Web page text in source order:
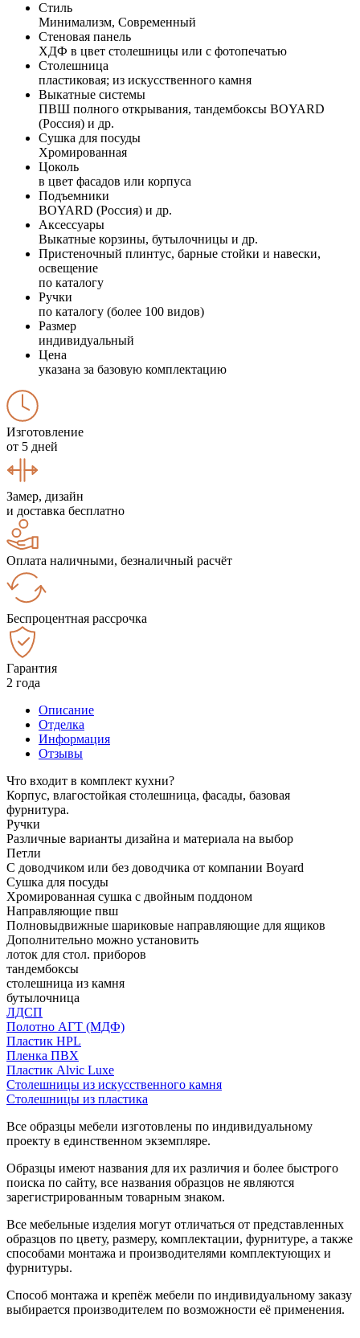
Стиль
Минимализм, Современный
Стеновая панель
ХДФ в цвет столешницы или с фотопечатью
Столешница
пластиковая; из искусственного камня
Выкатные системы
ПВШ полного открывания, тандембоксы BOYARD
(Россия) и др.
Сушка для посуды
Хромированная
Цоколь
в цвет фасадов или корпуса
Подъемники
BOYARD (Россия) и др.
Аксессуары
Выкатные корзины, бутылочницы и др.
Пристеночный плинтус, барные стойки и навески,
освещение
по каталогу
Ручки
по каталогу (более 100 видов)
Размер
индивидуальный
Цена
указана за базовую комплектацию
Изготовление
от 5 дней
Замер, дизайн
и доставка бесплатно
Оплата наличными, безналичный расчёт
Беспроцентная рассрочка
Гарантия
2 года
Описание
Отделка
Информация
Отзывы
Что входит в комплект кухни?
Корпус, влагостойкая столешница, фасады, базовая
фурнитура.
Ручки
Различные варианты дизайна и материала на выбор
Петли
С доводчиком или без доводчика от компании Boyard
Сушка для посуды
Хромированная сушка с двойным поддоном
Направляющие пвш
Полновыдвижные шариковые направляющие для ящиков
Дополнительно можно установить
лоток для стол. приборов
тандембоксы
столешница из камня
бутылочница
ЛДСП
Полотно АГТ (МДФ)
Пластик HPL
Пленка ПВХ
Пластик Alvic Luxe
Столешницы из искусственного камня
Столешницы из пластика
Все образцы мебели изготовлены по индивидуальному
проекту в единственном экземпляре.
Образцы имеют названия для их различия и более быстрого
поиска по сайту, все названия образцов не являются
зарегистрированным товарным знаком.
Все мебельные изделия могут отличаться от представленных
образцов по цвету, размеру, комплектации, фурнитуре, а также
способами монтажа и производителями комплектующих и
фурнитуры.
Способ монтажа и крепёж мебели по индивидуальному заказу
выбирается производителем по возможности её применения.